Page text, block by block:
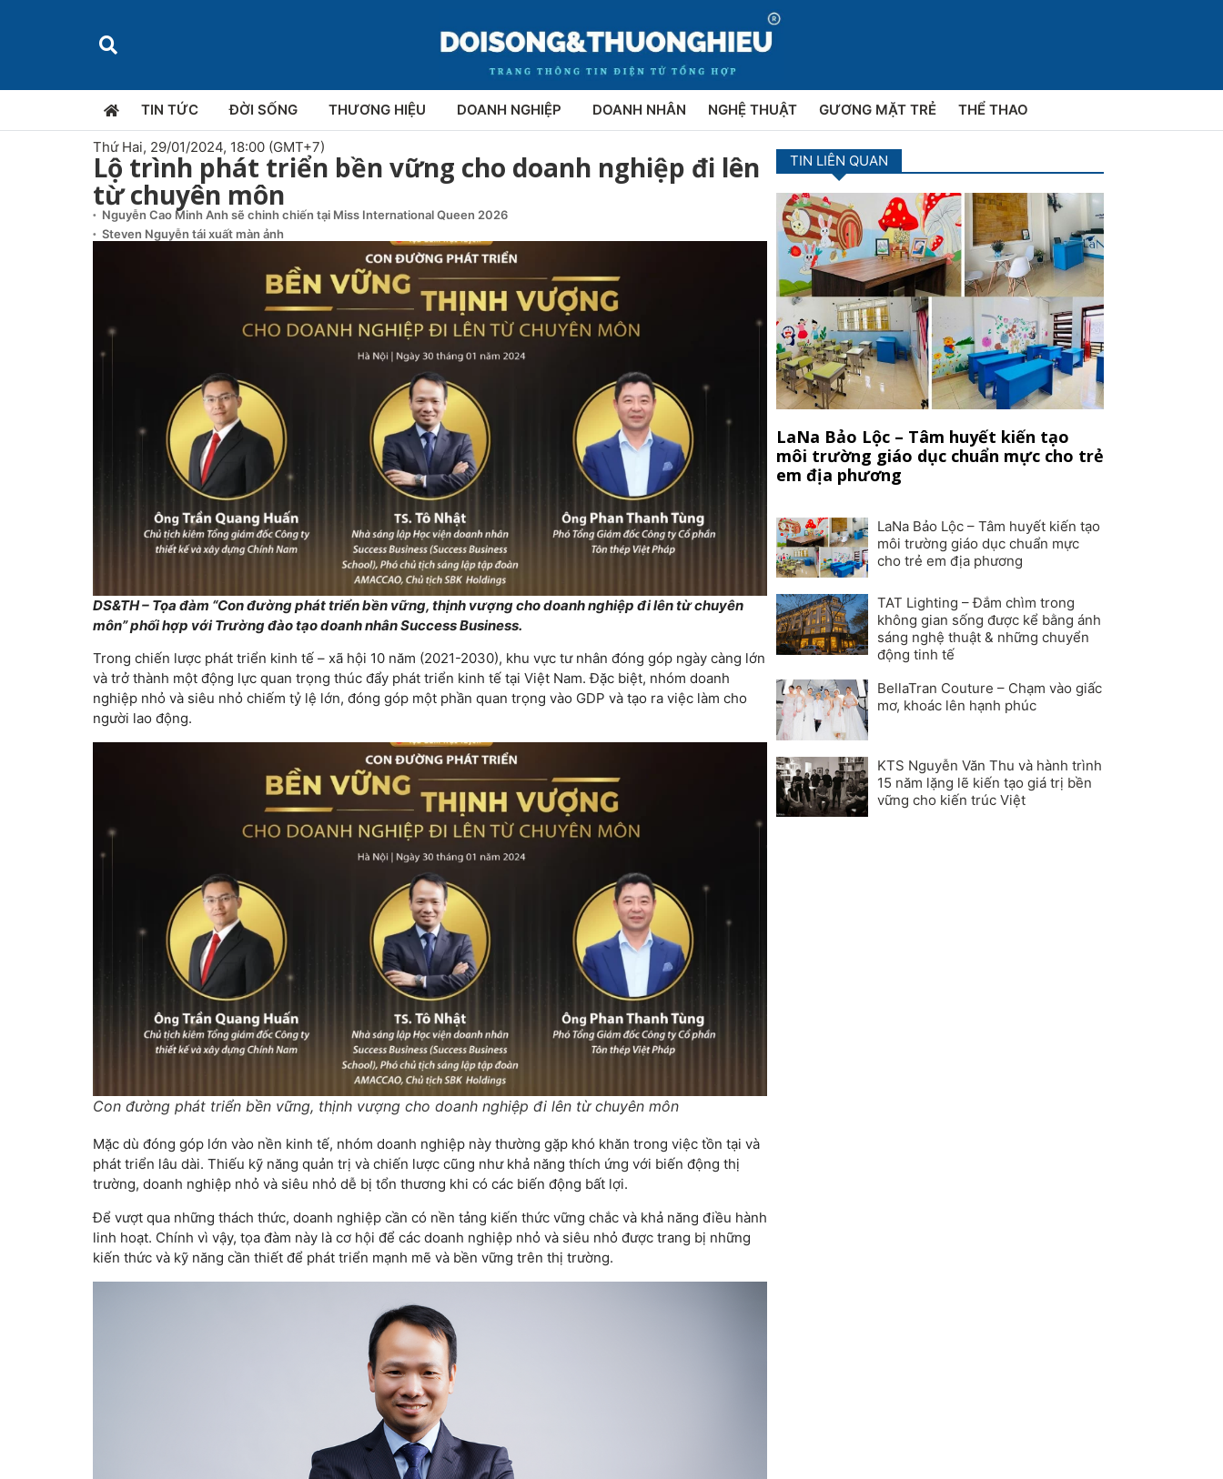
TIN TỨC ĐỜI SỐNG THƯƠNG HIỆU DOANH NGHIỆP DOANH NHÂN NGHỆ THUẬT GƯƠNG MẶT TRẺ THỂ THAO
Thứ Hai, 29/01/2024, 18:00 (GMT+7)
Lộ trình phát triển bền vững cho doanh nghiệp đi lên
từ chuyên môn
Nguyễn Cao Minh Anh sẽ chinh chiến tại Miss International Queen 2026
Steven Nguyễn tái xuất màn ảnh
DS&TH – Tọa đàm “Con đường phát triển bền vững, thịnh vượng cho doanh nghiệp đi lên từ chuyên
môn” phối hợp với Trường đào tạo doanh nhân Success Business.
Trong chiến lược phát triển kinh tế – xã hội 10 năm (2021-2030), khu vực tư nhân đóng góp ngày càng lớn
và trở thành một động lực quan trọng thúc đẩy phát triển kinh tế tại Việt Nam. Đặc biệt, nhóm doanh
nghiệp nhỏ và siêu nhỏ chiếm tỷ lệ lớn, đóng góp một phần quan trọng vào GDP và tạo ra việc làm cho
người lao động.
Con đường phát triển bền vững, thịnh vượng cho doanh nghiệp đi lên từ chuyên môn
Mặc dù đóng góp lớn vào nền kinh tế, nhóm doanh nghiệp này thường gặp khó khăn trong việc tồn tại và
phát triển lâu dài. Thiếu kỹ năng quản trị và chiến lược cũng như khả năng thích ứng với biến động thị
trường, doanh nghiệp nhỏ và siêu nhỏ dễ bị tổn thương khi có các biến động bất lợi.
Để vượt qua những thách thức, doanh nghiệp cần có nền tảng kiến thức vững chắc và khả năng điều hành
linh hoạt. Chính vì vậy, tọa đàm này là cơ hội để các doanh nghiệp nhỏ và siêu nhỏ được trang bị những
kiến thức và kỹ năng cần thiết để phát triển mạnh mẽ và bền vững trên thị trường.
TIN LIÊN QUAN
LaNa Bảo Lộc – Tâm huyết kiến tạo
môi trường giáo dục chuẩn mực cho trẻ
em địa phương
LaNa Bảo Lộc – Tâm huyết kiến tạo
môi trường giáo dục chuẩn mực
cho trẻ em địa phương
TAT Lighting – Đắm chìm trong
không gian sống được kể bằng ánh
sáng nghệ thuật & những chuyển
động tinh tế
BellaTran Couture – Chạm vào giấc
mơ, khoác lên hạnh phúc
KTS Nguyễn Văn Thu và hành trình
15 năm lặng lẽ kiến tạo giá trị bền
vững cho kiến trúc Việt